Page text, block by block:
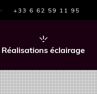
· +33 6 62 59 11 95
Réalisations éclairage